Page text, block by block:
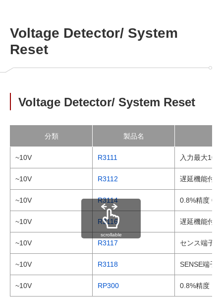
Voltage Detector/ System
Reset
Voltage Detector/ System Reset
分類 製品名
~10V R3111 入力最大
~10V R3112 遅延機能付
~10V R3114 0.8%精度
~10V R3116 遅延機能付
~10V R3117 センス端子
~10V R3118 SENSE端子
~10V RP300 0.8%精度 内
scrollable